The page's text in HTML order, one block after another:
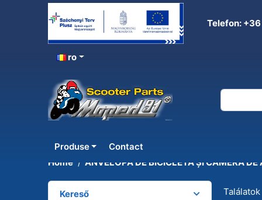
Telefon:
ro
Produse Contact
ANVELOPĂ DE
Home ANVELOPĂ DE BICICLETĂ ȘI CAMERĂ DE
Kereső